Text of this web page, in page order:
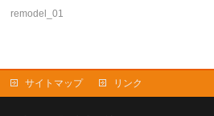
remodel_01
サイトマップ リンク